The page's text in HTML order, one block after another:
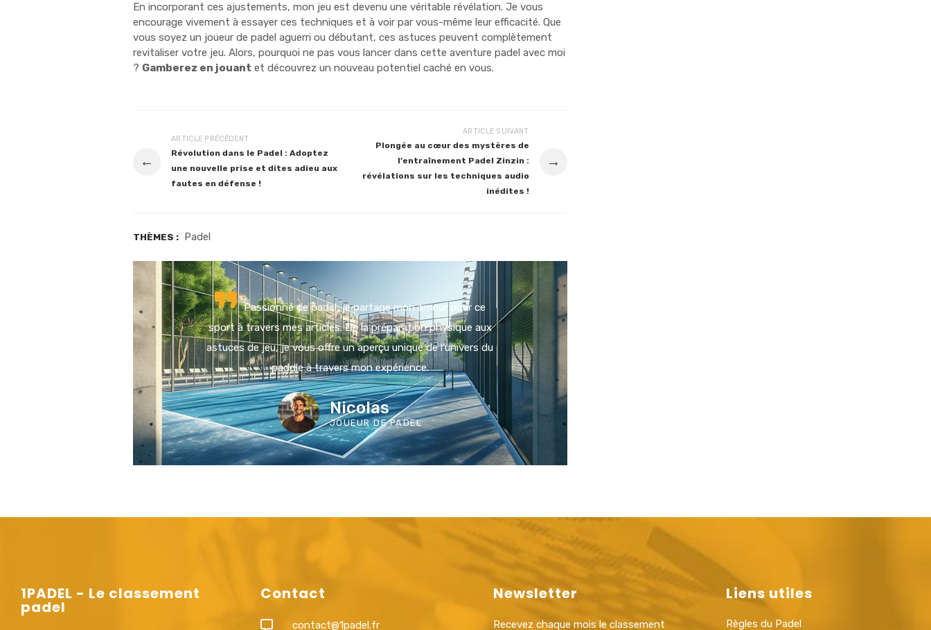
En incorporant ces ajustements, mon jeu est devenu une véritable révélation. Je vous
encourage vivement à essayer ces techniques et à voir par vous-même leur efficacité. Que
vous soyez un joueur de padel aguerri ou débutant, ces astuces peuvent complètement
revitaliser votre jeu. Alors, pourquoi ne pas vous lancer dans cette aventure padel avec moi
? Gamberez en jouant et découvrez un nouveau potentiel caché en vous.
←
ARTICLE PRÉCÉDENT
Révolution dans le Padel : Adoptez
une nouvelle prise et dites adieu aux
fautes en défense !
ARTICLE SUIVANT
Plongée au cœur des mystères de
l’entraînement Padel Zinzin :
révélations sur les techniques audio
inédites !
→
THÈMES : Padel
Passionné de padel, je partage mon amour pour ce
sport à travers mes articles. De la préparation physique aux
astuces de jeu, je vous offre un aperçu unique de l'univers du
paddle à travers mon expérience.
Nicolas
JOUEUR DE PADEL
1PADEL - Le classement
padel
Contact
contact@1padel.fr
Newsletter
Recevez chaque mois le classement
Liens utiles
Règles du Padel